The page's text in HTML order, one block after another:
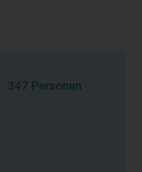
347 Personen